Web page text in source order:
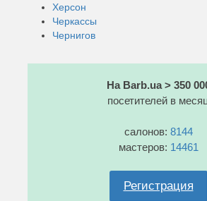
Херсон
Черкассы
Чернигов
На Barb.ua > 350
посетителей в
салонов: 8144
мастеров: 14461
Регистрация